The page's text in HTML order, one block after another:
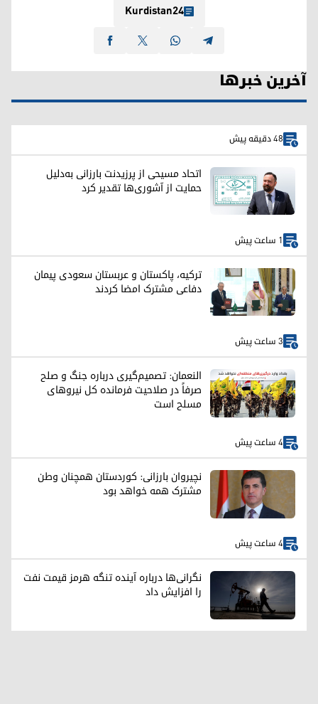
Kurdistan24
آخرین خبرها
48 دقیقه پیش
اتحاد مسیحی از پرزیدنت بارزانی به‌دلیل
حمایت از آشوری‌ها تقدیر کرد
1 ساعت پیش
ترکیه، پاکستان و عربستان سعودی پیمان
دفاعی مشترک امضا کردند
3 ساعت پیش
النعمان: تصمیم‌گیری درباره جنگ و صلح
صرفاً در صلاحیت فرمانده کل نیروهای
مسلح است
4 ساعت پیش
نچیروان بارزانی: کوردستان همچنان وطن
مشترک همه خواهد بود
4 ساعت پیش
نگرانی‌ها درباره آینده تنگه هرمز قیمت نفت
را افزایش داد